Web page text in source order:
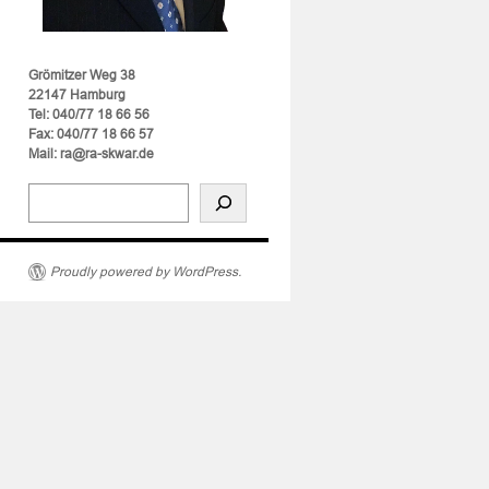
Grömitzer Weg 38
22147 Hamburg
Tel: 040/77 18 66 56
Fax: 040/77 18 66 57
Mail: ra@ra-skwar.de
Proudly powered by WordPress.